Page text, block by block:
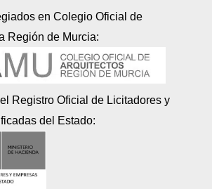
en Colegio Oficial de
Región de Murcia:
Registro Oficial de Licitadores y
del Estado: